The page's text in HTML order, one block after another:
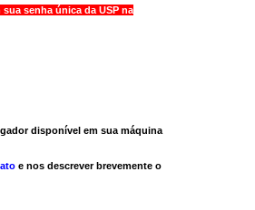
senha única da USP na
disponível em sua máquina
e nos descrever brevemente o